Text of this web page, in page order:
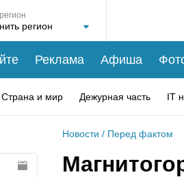
Реклама Афиша
Страна и мир Дежурная часть IT
Новости / Перед фактом